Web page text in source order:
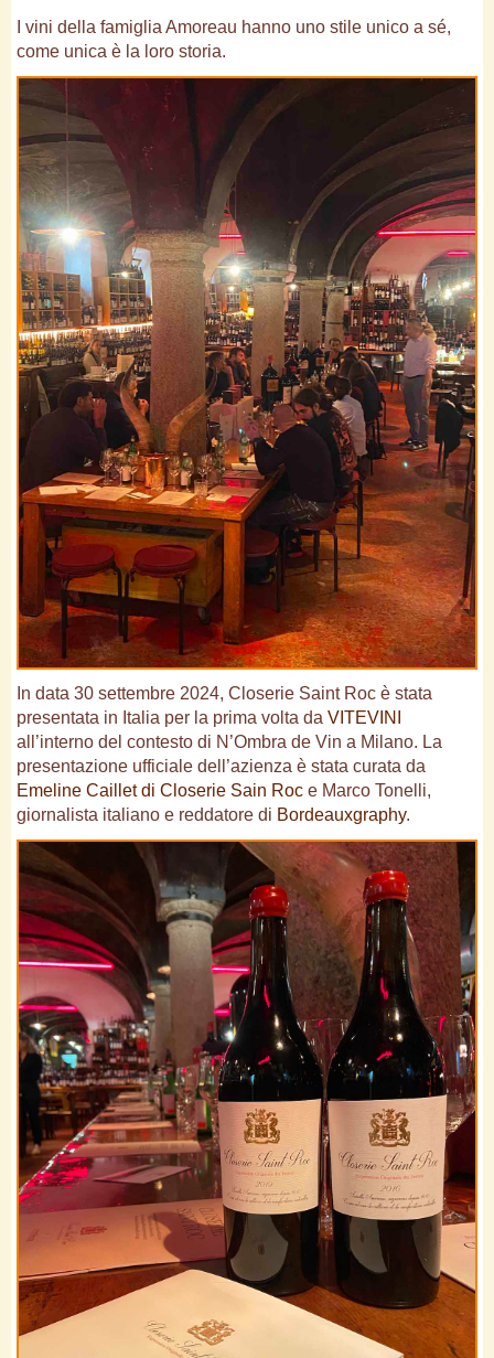
I vini della famiglia Amoreau hanno uno stile unico a sé,
come unica è la loro storia.
In data 30 settembre 2024, Closerie Saint Roc è stata
presentata in Italia per la prima volta da VITEVINI
all’interno del contesto di N’Ombra de Vin a Milano. La
presentazione ufficiale dell’azienza è stata curata da
Emeline Caillet di Closerie Sain Roc e Marco Tonelli,
giornalista italiano e reddatore di Bordeauxgraphy.